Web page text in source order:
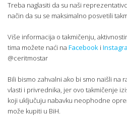
Treba naglasiti da su naši
način da su se maksimalno posvetili
Više informacija o takmičenju,
tima možete naći na Facebook i
@ceritmostar
Bili bismo zahvalni ako bi smo naišli na
vlasti i privrednika, jer ovo takmičenje
koji uključuju nabavku neophodne
može kupiti u BiH.